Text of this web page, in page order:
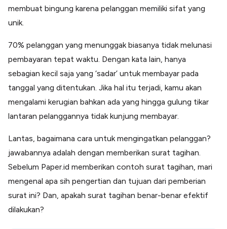
membuat bingung karena pelanggan memiliki sifat yang
unik.
70% pelanggan yang menunggak biasanya tidak melunasi
pembayaran tepat waktu. Dengan kata lain, hanya
sebagian kecil saja yang ‘sadar’ untuk membayar pada
tanggal yang ditentukan. Jika hal itu terjadi, kamu akan
mengalami kerugian bahkan ada yang hingga gulung tikar
lantaran pelanggannya tidak kunjung membayar.
Lantas, bagaimana cara untuk mengingatkan pelanggan?
jawabannya adalah dengan memberikan surat tagihan.
Sebelum Paper.id memberikan contoh surat tagihan, mari
mengenal apa sih pengertian dan tujuan dari pemberian
surat ini? Dan, apakah surat tagihan benar-benar efektif
dilakukan?